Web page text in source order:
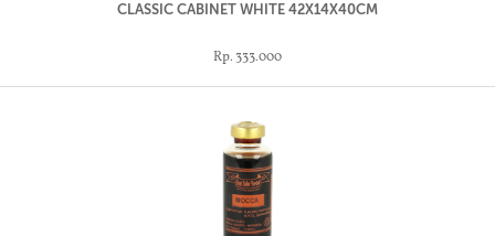
CLASSIC CABINET WHITE 42X14X40CM
Rp. 333.000